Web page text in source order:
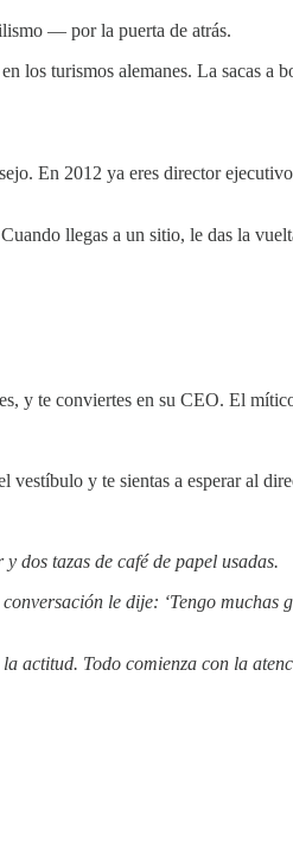
— por la puerta de atrás.
turismos alemanes. La sacas a
En 2012 ya eres director
llegas a un sitio, le das la
y te conviertes en su CEO. El
y te sientas a esperar al
dos tazas de café de papel usadas.
le dije: ‘Tengo muchas
actitud. Todo comienza con la